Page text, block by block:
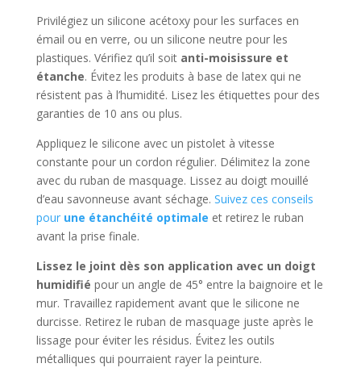
Privilégiez un silicone acétoxy pour les surfaces en
émail ou en verre, ou un silicone neutre pour les
plastiques. Vérifiez qu’il soit anti-moisissure et
étanche. Évitez les produits à base de latex qui ne
résistent pas à l’humidité. Lisez les étiquettes pour des
garanties de 10 ans ou plus.
Appliquez le silicone avec un pistolet à vitesse
constante pour un cordon régulier. Délimitez la zone
avec du ruban de masquage. Lissez au doigt mouillé
d’eau savonneuse avant séchage. Suivez ces conseils
pour une étanchéité optimale et retirez le ruban
avant la prise finale.
Lissez le joint dès son application avec un doigt
humidifié pour un angle de 45° entre la baignoire et le
mur. Travaillez rapidement avant que le silicone ne
durcisse. Retirez le ruban de masquage juste après le
lissage pour éviter les résidus. Évitez les outils
métalliques qui pourraient rayer la peinture.